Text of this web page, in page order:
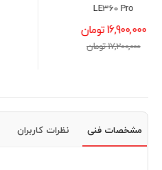
26,300,000 تومان
مشخصات فنی نظرات کاربران